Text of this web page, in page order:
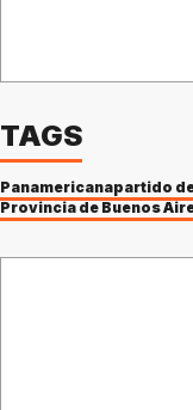
TAGS
Panamericanapartido
Provincia de Buenos